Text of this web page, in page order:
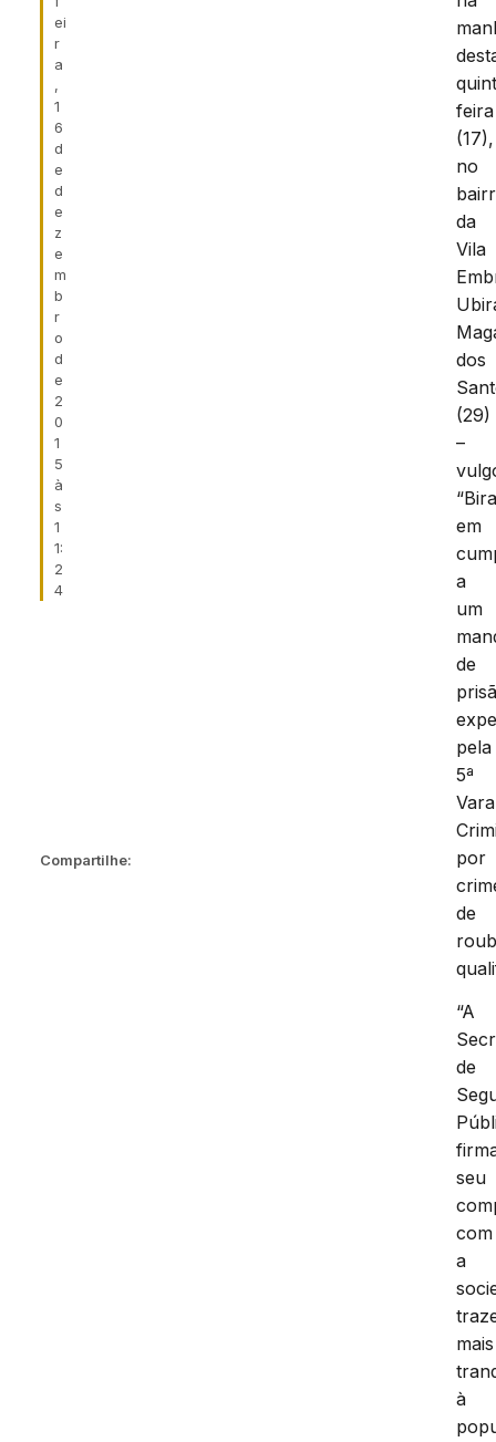
ei
r
a
,
1
6
d
e
d
e
z
e
m
b
r
o
d
e
2
0
1
5
à
s
1
1:
2
4
Compartilhe:
feira
(17),
no
da
Vila
dos
(29)
–
em
a
um
de
pela
5ª
Vara
por
de
“A
de
seu
com
a
mais
à